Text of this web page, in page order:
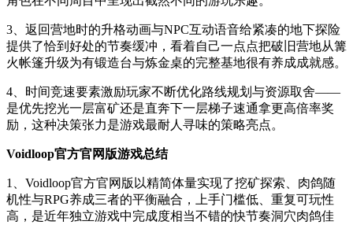
3、返回营地时的升格动画与NPC互动语音给紧凑的地下探险
提供了恰到好处的节奏缓冲，看着自己一点点把破旧营地从篝
火帐篷升级为有锻造台与炼金桌的完整基地很有养成成就感。
4、时间竞速要素激励玩家不断优化路线规划与资源取舍——
是优先挖光一层富矿还是直奔下一层梯子速通拿更高倍率奖
励，这种决策张力是游戏最耐人寻味的策略亮点。
Voidloop官方官网版游戏总结
1、Voidloop官方官网版以精简体量实现了挖矿探索、肉鸽随
机性与RPG养成三者的平衡融合，上手门槛低、重复可玩性
高，是近年独立游戏中完成度相当不错的快节奏洞穴肉鸽佳